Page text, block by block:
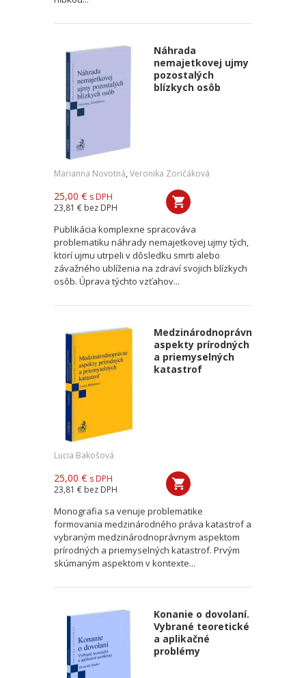
Náhrada
nemajetkovej ujmy
pozostalých
blízkych osôb
Marianna Novotná, Veronika Zoričáková
25,00 € s DPH
23,81 € bez DPH
Publikácia komplexne spracováva
problematiku náhrady nemajetkovej ujmy tých,
ktorí ujmu utrpeli v dôsledku smrti alebo
závažného ublíženia na zdraví svojich blízkych
osôb. Úprava týchto vzťahov...
Medzinárodnoprávne
aspekty prírodných
a priemyselných
katastrof
Lucia Bakošová
25,00 € s DPH
23,81 € bez DPH
Monografia sa venuje problematike
formovania medzinárodného práva katastrof a
vybraným medzinárodnoprávnym aspektom
prírodných a priemyselných katastrof. Prvým
skúmaným aspektom v kontexte...
Konanie o dovolaní.
Vybrané teoretické
a aplikačné
problémy